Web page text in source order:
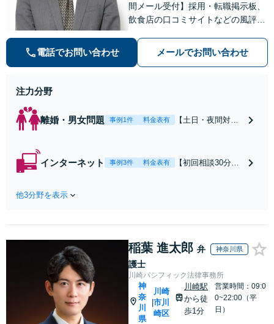
間メール受付】採用・転職掲示板、
飲食店の口コミサイトなどの風評被
の種類を問わず相談可。可能な限り
早期対応で駆けつけサポート【労
電話でお問い合わせ メールでお問い合わせ
注力分野
離婚・男女問題 事例1件 料金表有
【土日・夜間対応
れたら、サインす
負担を軽減「弁護
士の交渉で慰謝料
交渉も対応可」
【完全個室対応】
インターネット 事例3件 料金表有
【初回相談30分無
報開示請求をおこ
お店の風評被害対
防止のために尽
力」加害者側の対
応可：開示請求の
意見照会が来たと
他3分野を表示
稲葉 進太郎 弁
護士
神奈川県
川崎パシフィック法律事務所
神
奈
川
県
|
川崎
市川
崎区
川崎駅
から徒
歩1分
営業時間：09:0
0~22:00（平
日）